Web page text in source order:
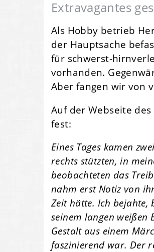
Extravagantes
Als Hobby betrieb
der Hauptsache
für schwerst-
vorhanden.
Aber fangen wir von
Auf der Webseite
fest:
Eines Tages kamen
rechts stützten, in
beobachteten das
nahm erst Notiz von
Zeit hätte. Ich bejahte,
seinem langen weißen
Gestalt aus einem
faszinierend war. Der